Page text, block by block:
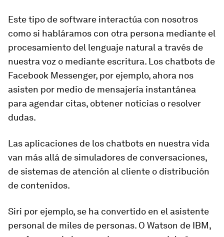
Este tipo de software interactúa con nosotros
como si habláramos con otra persona mediante el
procesamiento del lenguaje natural a través de
nuestra voz o mediante escritura. Los chatbots de
Facebook Messenger, por ejemplo, ahora nos
asisten por medio de mensajería instantánea
para agendar citas, obtener noticias o resolver
dudas.
Las aplicaciones de los chatbots en nuestra vida
van más allá de simuladores de conversaciones,
de sistemas de atención al cliente o distribución
de contenidos.
Siri por ejemplo, se ha convertido en el asistente
personal de miles de personas. O Watson de IBM,